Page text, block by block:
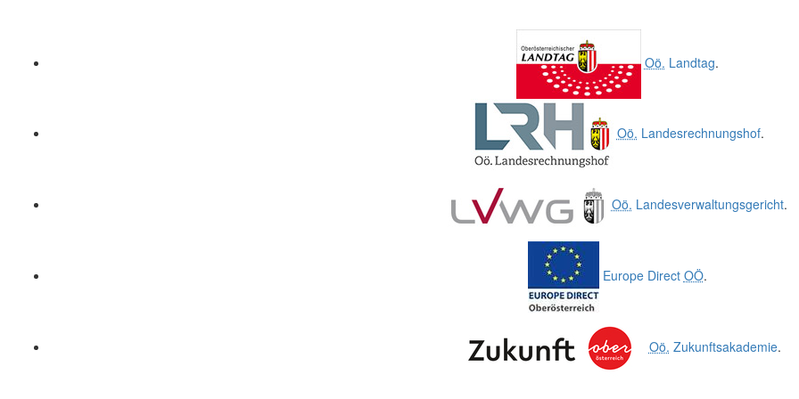
Oö. Landtag.
Oö. Landesrechnungshof.
Oö. Landesverwaltungsgericht.
Europe Direct OÖ.
Oö. Zukunftsakademie.